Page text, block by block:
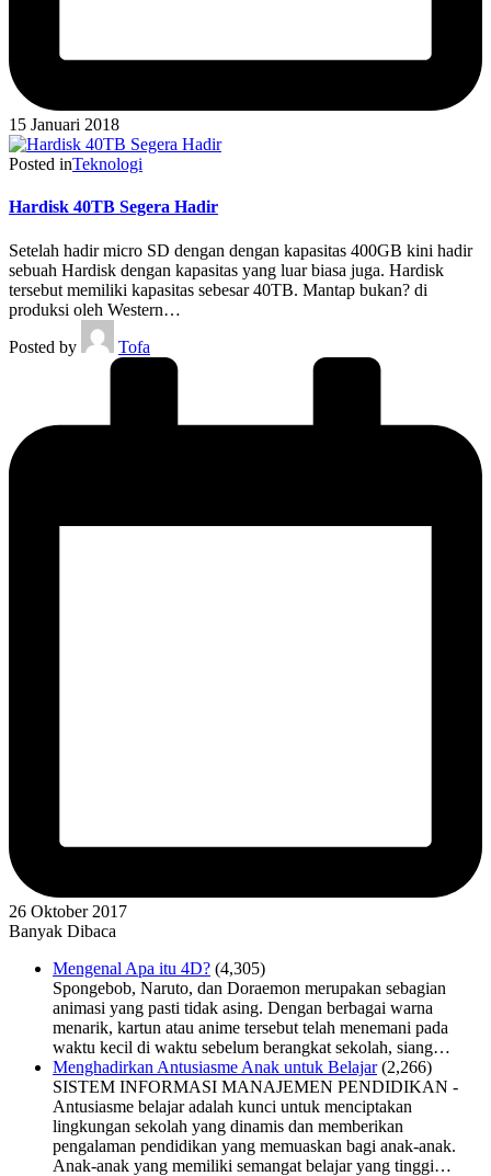
15 Januari 2018
Posted inTeknologi
Hardisk 40TB Segera Hadir
Setelah hadir micro SD dengan dengan kapasitas 400GB kini hadir
sebuah Hardisk dengan kapasitas yang luar biasa juga. Hardisk
tersebut memiliki kapasitas sebesar 40TB. Mantap bukan? di
produksi oleh Western…
Posted by
Tofa
26 Oktober 2017
Banyak Dibaca
Mengenal Apa itu 4D? (4,305)
Spongebob, Naruto, dan Doraemon merupakan sebagian
animasi yang pasti tidak asing. Dengan berbagai warna
menarik, kartun atau anime tersebut telah menemani pada
waktu kecil di waktu sebelum berangkat sekolah, siang…
Menghadirkan Antusiasme Anak untuk Belajar (2,266)
SISTEM INFORMASI MANAJEMEN PENDIDIKAN -
Antusiasme belajar adalah kunci untuk menciptakan
lingkungan sekolah yang dinamis dan memberikan
pengalaman pendidikan yang memuaskan bagi anak-anak.
Anak-anak yang memiliki semangat belajar yang tinggi…